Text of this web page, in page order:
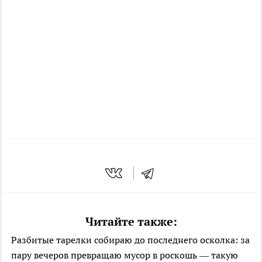
Читайте также:
Разбитые тарелки собираю до последнего осколка: за
пару вечеров превращаю мусор в роскошь — такую